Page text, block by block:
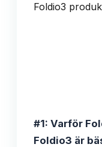
#1: Varför
Foldio3 är